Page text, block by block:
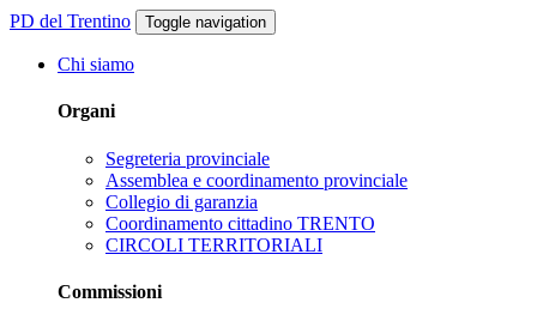
PD del Trentino Toggle navigation
Chi siamo
Organi
Segreteria provinciale
Assemblea e coordinamento provinciale
Collegio di garanzia
Coordinamento cittadino TRENTO
CIRCOLI TERRITORIALI
Commissioni